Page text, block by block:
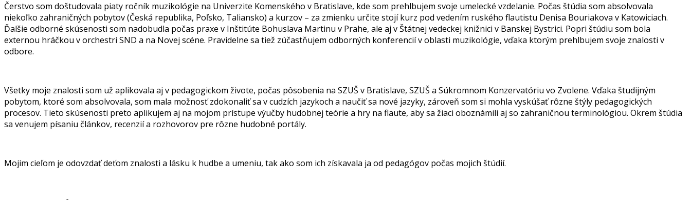
Čerstvo som doštudovala piaty ročník muzikológie na Univerzite Komenského v Bratislave, kde som prehlbujem svoje umelecké vzdelanie. Počas štúdia som absolvovala
niekoľko zahraničných pobytov (Česká republika, Poľsko, Taliansko) a kurzov – za zmienku určite stojí kurz pod vedením ruského flautistu Denisa Bouriakova v Katowiciach.
Ďalšie odborné skúsenosti som nadobudla počas praxe v Inštitúte Bohuslava Martinu v Prahe, ale aj v Štátnej vedeckej knižnici v Banskej Bystrici. Popri štúdiu som bola
externou hráčkou v orchestri SND a na Novej scéne. Pravidelne sa tiež zúčastňujem odborných konferencií v oblasti muzikológie, vďaka ktorým prehlbujem svoje znalosti v
odbore.
Všetky moje znalosti som už aplikovala aj v pedagogickom živote, počas pôsobenia na SZUŠ v Bratislave, SZUŠ a Súkromnom Konzervatóriu vo Zvolene. Vďaka študijným
pobytom, ktoré som absolvovala, som mala možnosť zdokonaliť sa v cudzích jazykoch a naučiť sa nové jazyky, zároveň som si mohla vyskúšať rôzne štýly pedagogických
procesov. Tieto skúsenosti preto aplikujem aj na mojom prístupe výučby hudobnej teórie a hry na flaute, aby sa žiaci oboznámili aj so zahraničnou terminológiou. Okrem štúdia
sa venujem písaniu článkov, recenzií a rozhovorov pre rôzne hudobné portály.
Mojim cieľom je odovzdať deťom znalosti a lásku k hudbe a umeniu, tak ako som ich získavala ja od pedagógov počas mojich štúdií.